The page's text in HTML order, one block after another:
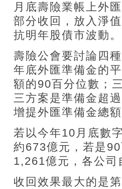
月底壽險業帳上外
部分收回，放入淨
抗明年股債市波動。
壽險公會要討論四
年底外匯準備金的
額的90百分位數；
三方案是準備金超
增提外匯準備金總
若以今年10月底數
約673億元，若是
1,261億元，各公
收回效果最大的是